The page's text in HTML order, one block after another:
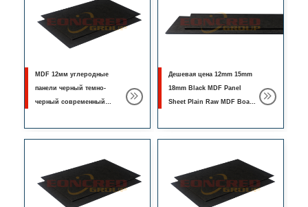
MDF 12мм углеродные
панели черный темно-
черный современный
MDF
Дешевая цена 12mm 15mm
18mm Black MDF Panel
Sheet Plain Raw MDF Board